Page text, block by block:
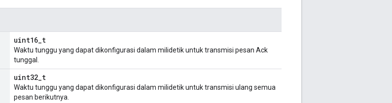
uint16_t
Waktu tunggu yang dapat dikonfigurasi dalam milidetik untuk transmisi pesan Ack
tunggal.
uint32_t
Waktu tunggu yang dapat dikonfigurasi dalam milidetik untuk transmisi ulang semua
pesan berikutnya.